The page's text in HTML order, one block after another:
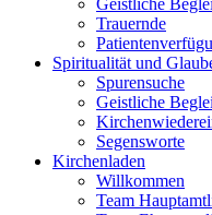
Geistliche
Trauernde
Spiritualität und
Spurensuche
Geistliche
Segensworte
Kirchenladen
Willkommen
Team